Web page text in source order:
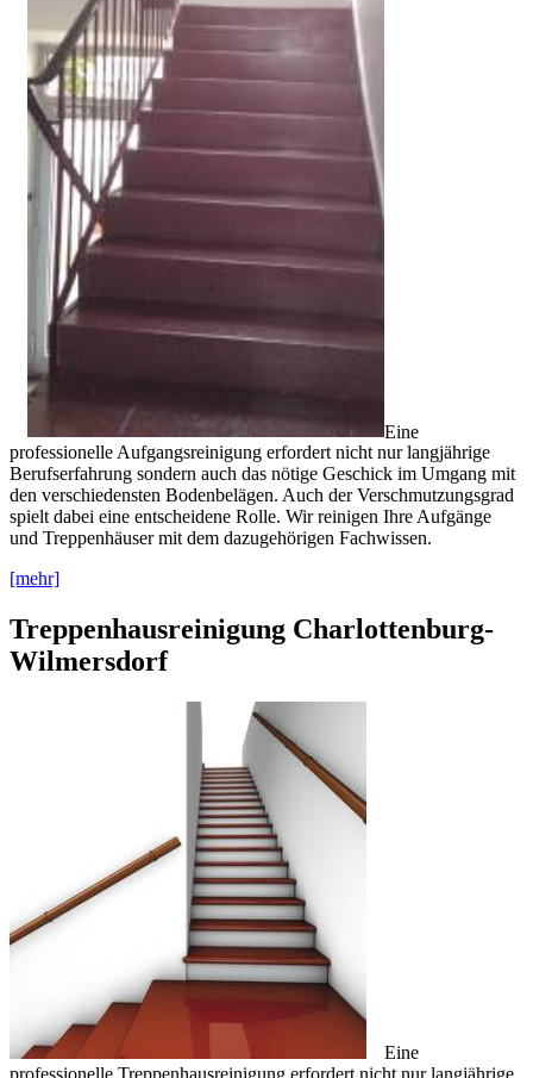
Eine
professionelle Aufgangsreinigung erfordert nicht nur langjährige
Berufserfahrung sondern auch das nötige Geschick im Umgang mit
den verschiedensten Bodenbelägen. Auch der Verschmutzungsgrad
spielt dabei eine entscheidene Rolle. Wir reinigen Ihre Aufgänge
und Treppenhäuser mit dem dazugehörigen Fachwissen.
[mehr]
Treppenhausreinigung Charlottenburg-
Wilmersdorf
Eine
professionelle Treppenhausreinigung erfordert nicht nur langjährige